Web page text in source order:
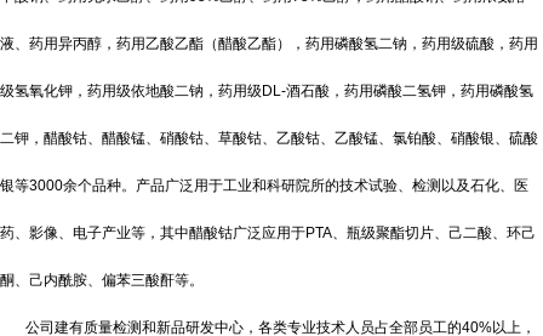
液、药用异丙醇 ，药用乙酸乙酯（醋酸乙酯），药用磷酸氢二钠，药用级硫酸，药用
级氢氧化钾，药用级依地酸二钠，药用级 DL-酒石酸，药用磷酸二氢钾，药用磷酸氢
二钾， 醋酸钴、醋酸锰、硝酸钴、草酸钴、乙酸钴、乙酸锰、氯铂酸、硝酸银、硫酸
银等3000余个品种。产品广泛用于工业和科研院所的技术试验、检测以及石化、医
药、影像、电子产业等，其中醋酸钴广泛应用于PTA、瓶级聚酯切片、己二酸、环己
酮、己内酰胺、偏苯三酸酐等。
公司建有质量检测和新品研发中心，各类专业技术人员占全部员工的40%以上，